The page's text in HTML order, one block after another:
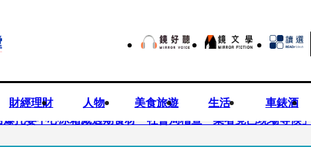
財經理財 人物 美食旅遊 生活 車錶酒
托嬰中心冰箱藏過期食材 社會局稽查「業者竟已現場等候